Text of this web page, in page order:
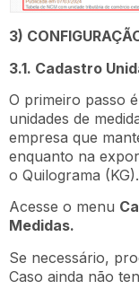
3)
3.1. Cadastro
O primeiro passo
unidades de
empresa que
enquanto na
o Quilograma (KG).
Acesse o menu
Medidas.
Se necessário,
Caso ainda não